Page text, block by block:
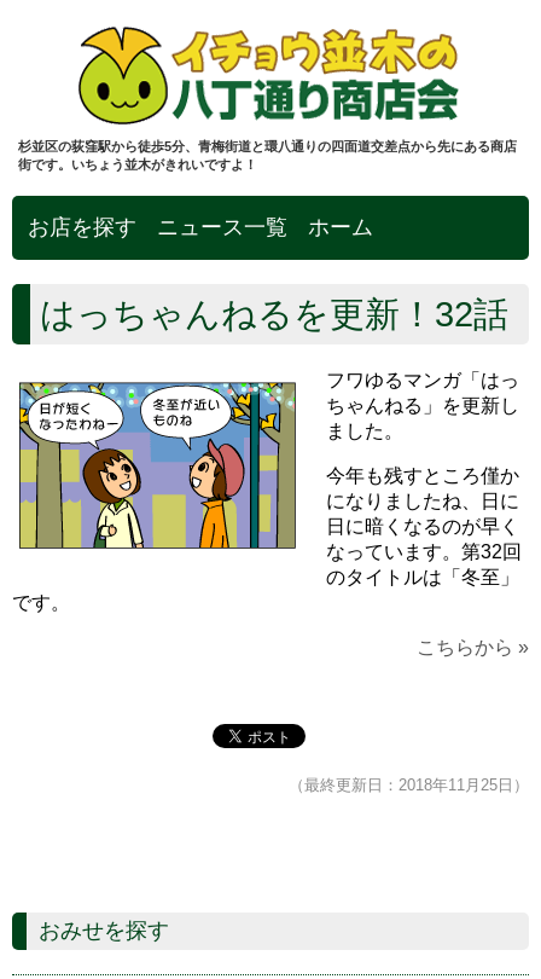
杉並区の荻窪駅から徒歩5分、青梅街道と環八通りの四面道交差点から先にある商店
街です。いちょう並木がきれいですよ！
お店を探す ニュース一覧 ホーム
はっちゃんねるを更新！32話
フワゆるマンガ「はっ
ちゃんねる」を更新し
ました。
今年も残すところ僅か
になりましたね、日に
日に暗くなるのが早く
なっています。第32回
のタイトルは「冬至」
です。
こちらから »
（最終更新日：2018年11月25日）
おみせを探す